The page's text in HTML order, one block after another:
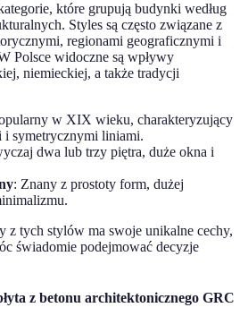
które grupują budynki według
Styles są często związane z
regionami geograficznymi i
Polsce widoczne są wpływy
niemieckiej, a także tradycji
w XIX wieku, charakteryzujący
i symetrycznymi liniami.
dwa lub trzy piętra, duże okna i
: Znany z prostoty form, dużej
z tych stylów ma swoje unikalne cechy,
świadomie podejmować decyzje
z betonu architektonicznego GRC